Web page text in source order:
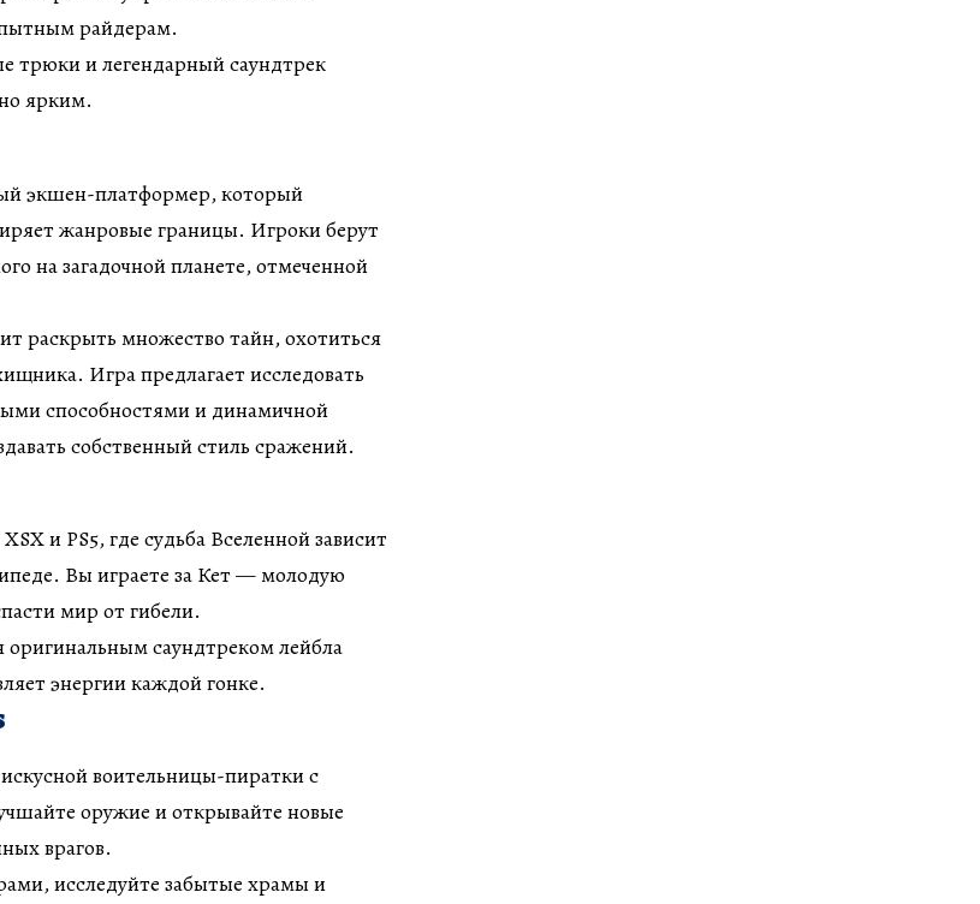
райдерам.
трюки и легендарный саундтрек
ярким.
экшен-платформер, который
жанровые границы. Игроки берут
на загадочной планете, отмеченной
раскрыть множество тайн, охотиться
Игра предлагает исследовать
способностями и динамичной
собственный стиль сражений.
и PS5, где судьба Вселенной зависит
Вы играете за Кет — молодую
мир от гибели.
саундтреком лейбла
энергии каждой гонке.
воительницы-пиратки с
оружие и открывайте новые
врагов.
исследуйте забытые храмы и